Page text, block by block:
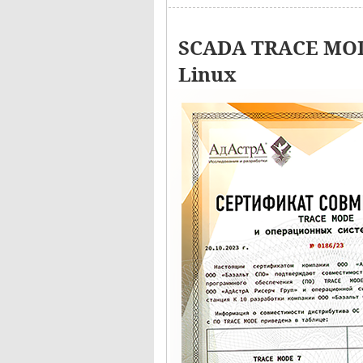
SCADA TRACE
Linux